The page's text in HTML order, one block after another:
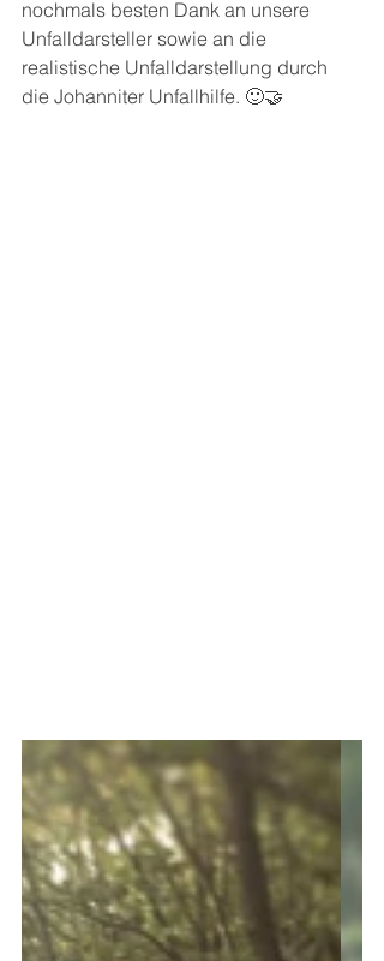
nochmals besten Dank an unsere
Unfalldarsteller sowie an die
realistische Unfalldarstellung durch
die Johanniter Unfallhilfe. 🙂🤝